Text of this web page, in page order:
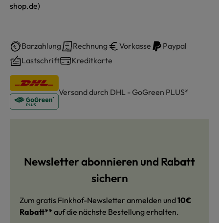
shop.de)
Barzahlung Rechnung Vorkasse
Paypal
Lastschrift
Kreditkarte
Versand durch DHL - GoGreen PLUS*
Newsletter abonnieren und Rabatt
sichern
Zum gratis Finkhof-Newsletter anmelden und10€
Rabatt** auf die nächste Bestellung erhalten.